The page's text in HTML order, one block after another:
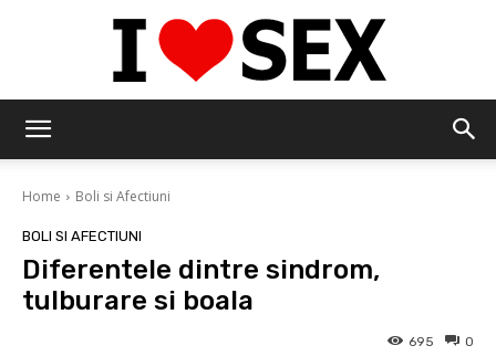
Home Boli si Afectiuni
BOLI SI AFECTIUNI
Diferentele dintre sindrom,
tulburare si boala
0
695